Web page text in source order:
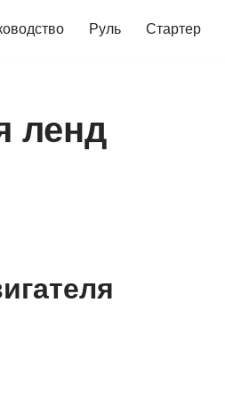
Руль Стартер
ленд